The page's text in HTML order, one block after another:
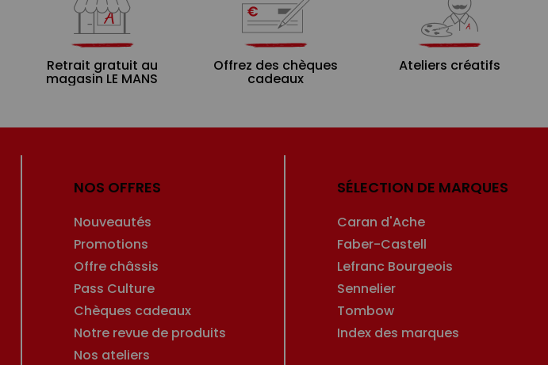
Retrait gratuit au
magasin LE MANS
Offrez des chèques
cadeaux
Ateliers créatifs
NOS OFFRES
Nouveautés
Promotions
Offre châssis
Pass Culture
Chèques cadeaux
Notre revue de produits
Nos ateliers
SÉLECTION DE MARQUES
Caran d'Ache
Faber-Castell
Lefranc Bourgeois
Sennelier
Tombow
Index des marques